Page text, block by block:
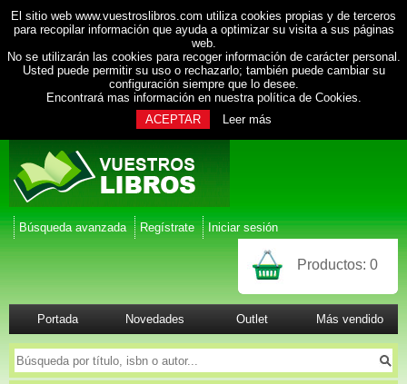
El sitio web www.vuestroslibros.com utiliza cookies propias y de terceros
para recopilar información que ayuda a optimizar su visita a sus páginas
web.
No se utilizarán las cookies para recoger información de carácter personal.
Usted puede permitir su uso o rechazarlo; también puede cambiar su
configuración siempre que lo desee.
Encontrará mas información en nuestra política de Cookies.
ACEPTAR
Leer más
Búsqueda avanzada Regístrate Iniciar sesión
Productos: 0
Portada Novedades Outlet Más vendido